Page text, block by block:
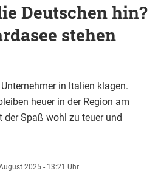
Deutschen hin?
stehen
in ltalien klagen.
heuer in der Region am
der Spaß wohl zu teuer und
2025 - 13:21 Uhr